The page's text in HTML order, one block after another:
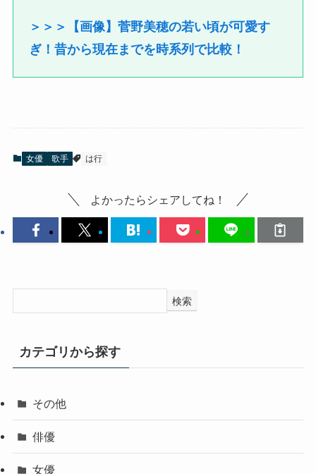
＞＞＞【画像】菅野美穂の若い頃が可愛す
ぎ！昔から現在までを時系列で比較！
女優 歌手 は行
よかったらシェアしてね！
検索
カテゴリから探す
その他
俳優
女優